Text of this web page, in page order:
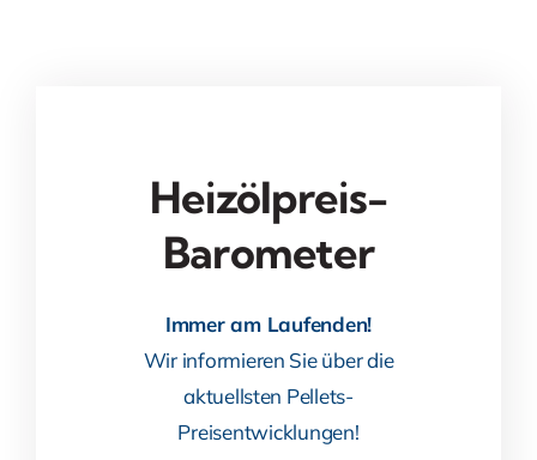
Heizölpreis-
Barometer
Immer am Laufenden!
Wir informieren Sie über die
aktuellsten Pellets-
Preisentwicklungen!